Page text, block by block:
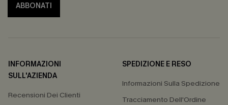
ABBONATI
INFORMAZIONI
SULL'AZIENDA
Recensioni Dei Clienti
SPEDIZIONE E RESO
Informazioni Sulla Spedizione
Tracciamento Dell'Ordine